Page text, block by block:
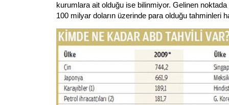
kurumlara ait olduğu ise bilinmiyor. Gelinen noktada
100 milyar doların üzerinde para olduğu tahminleri